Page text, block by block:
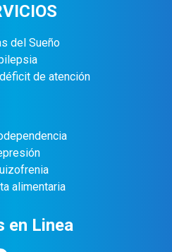
del Sueño
de atención
alimentaria
en Linea